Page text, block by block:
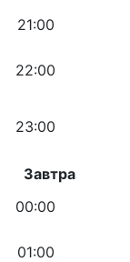
21:00
22:00
23:00
Завтра
00:00
01:00